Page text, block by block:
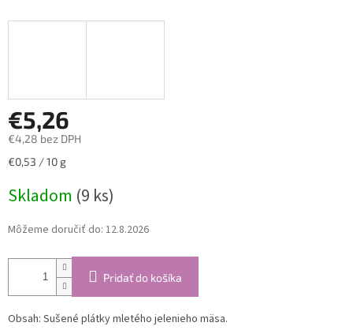
€5,26
€4,28 bez DPH
Jednotková
€0,53 / 10 g
Skladom (9 ks)
Môžeme doručiť do: 12.8.2026
Pridať do košíka
Obsah: Sušené plátky mletého jelenieho mäsa.